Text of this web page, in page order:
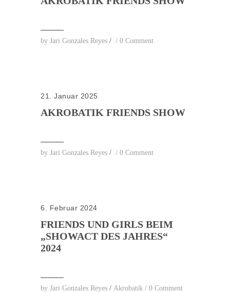
by Jari Gonzales Reyes / / 0 Comment
21. Januar 2025
AKROBATIK FRIENDS SHOW
by Jari Gonzales Reyes / / 0 Comment
6. Februar 2024
FRIENDS UND GIRLS BEIM
„SHOWACT DES JAHRES“
2024
by Jari Gonzales Reyes / Akrobatik / 0 Comment